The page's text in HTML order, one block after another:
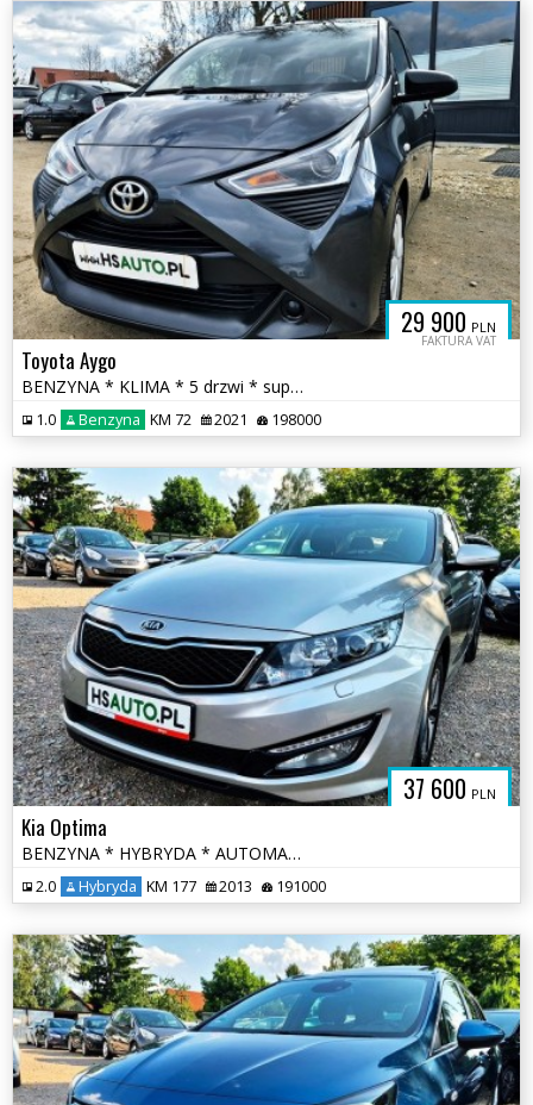
29 900 PLN
FAKTURA VAT
Toyota Aygo
BENZYNA * KLIMA * 5 drzwi * super * oakzja * POLECAMY
1.0 Benzyna KM 72 2021 198000
37 600 PLN
Kia Optima
BENZYNA * HYBRYDA * AUTOMAT * atrakcyjny wygląd * super * okazja
2.0 Hybryda KM 177 2013 191000